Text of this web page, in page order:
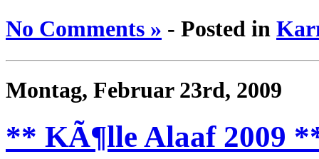
No Comments » - Posted in
Montag, Februar 23rd, 2009
** KÃ¶lle Alaaf 2009